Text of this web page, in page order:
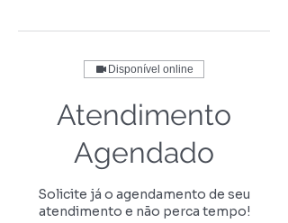
Disponível online
Atendimento
Agendado
Solicite já o agendamento de seu
atendimento e não perca tempo!